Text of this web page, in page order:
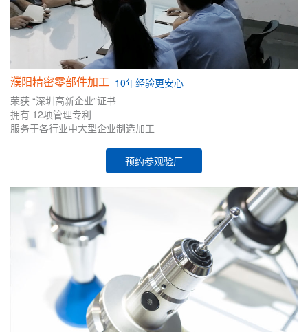
濮阳精密零部件加工 10年经验更安心
荣获 “深圳高新企业”证书
拥有 12项管理专利
服务于各行业中大型企业制造加工
预约参观验厂